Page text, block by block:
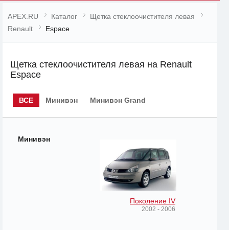
APEX.RU Каталог
Щетка стеклоочистителя левая
Renault
Espace
Щетка стеклоочистителя левая на Renault
Espace
ВСЕ Минивэн Минивэн Grand
Минивэн
Поколение IV
2002 - 2006